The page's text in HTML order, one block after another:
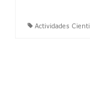
Actividades